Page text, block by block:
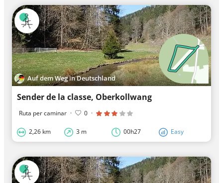
Auf dem Weg in Deutschland
Sender de la classe, Oberkollwang
Ruta per caminar · 0 ·
2,26 km 3 m 00h27 Easy